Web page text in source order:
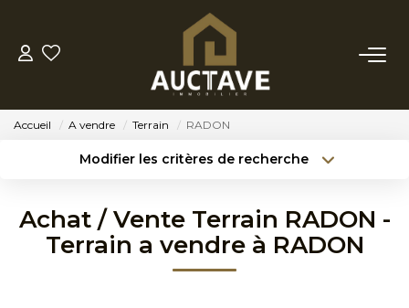
ACHETER
NOTRE AGENCE
Accueil A vendre Terrain RADON
Modifier les critères de recherche
Sélectionnez...
Type de bien
Surface min
Achat / Vente Terrain RADON -
Terrain a vendre à RADON